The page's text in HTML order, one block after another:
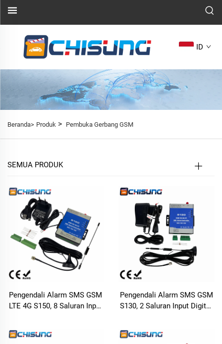
ID
Beranda> Produk > Pembuka Gerbang GSM
SEMUA PRODUK
Pengendali Alarm SMS GSM
LTE 4G S150, 8 Saluran Input
melalui SMS, Peringatan
Pengendali Alarm SMS GSM
S130, 2 Saluran Input Digital,
Kegagalan Daya untuk